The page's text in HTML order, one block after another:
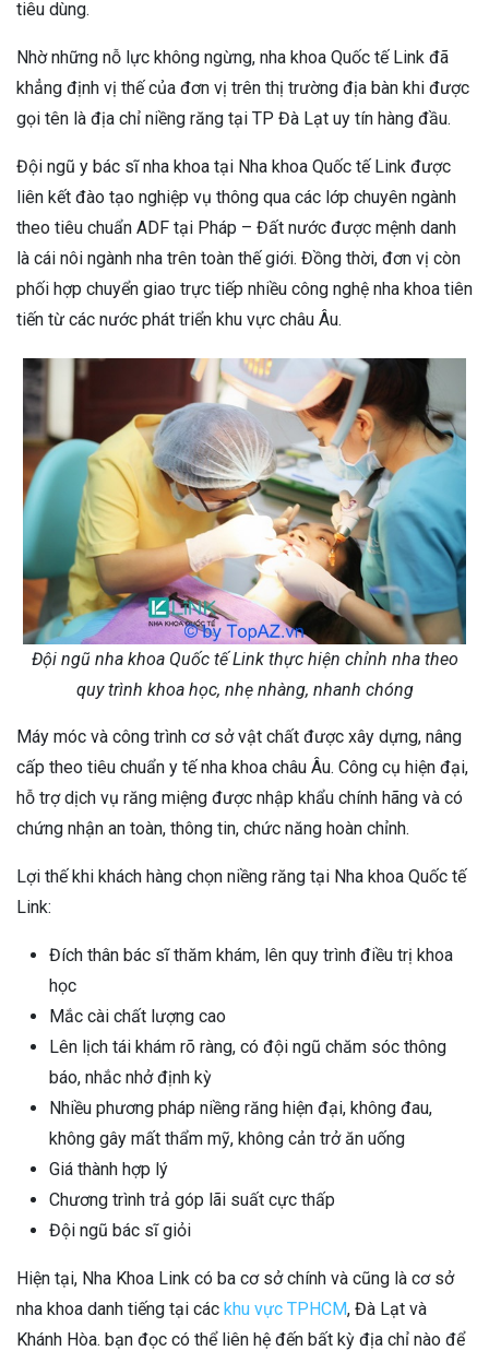
tiêu dùng.
Nhờ những nỗ lực không ngừng, nha khoa Quốc tế Link đã
khẳng định vị thế của đơn vị trên thị trường địa bàn khi được
gọi tên là địa chỉ niềng răng tại TP Đà Lạt uy tín hàng đầu.
Đội ngũ y bác sĩ nha khoa tại Nha khoa Quốc tế Link được
liên kết đào tạo nghiệp vụ thông qua các lớp chuyên ngành
theo tiêu chuẩn ADF tại Pháp – Đất nước được mệnh danh
là cái nôi ngành nha trên toàn thế giới. Đồng thời, đơn vị còn
phối hợp chuyển giao trực tiếp nhiều công nghệ nha khoa tiên
tiến từ các nước phát triển khu vực châu Âu.
Đội ngũ nha khoa Quốc tế Link thực hiện chỉnh nha theo
quy trình khoa học, nhẹ nhàng, nhanh chóng
Máy móc và công trình cơ sở vật chất được xây dựng, nâng
cấp theo tiêu chuẩn y tế nha khoa châu Âu. Công cụ hiện đại,
hỗ trợ dịch vụ răng miệng được nhập khẩu chính hãng và có
chứng nhận an toàn, thông tin, chức năng hoàn chỉnh.
Lợi thế khi khách hàng chọn niềng răng tại Nha khoa Quốc tế
Link:
Đích thân bác sĩ thăm khám, lên quy trình điều trị khoa
học
Mắc cài chất lượng cao
Lên lịch tái khám rõ ràng, có đội ngũ chăm sóc thông
báo, nhắc nhở định kỳ
Nhiều phương pháp niềng răng hiện đại, không đau,
không gây mất thẩm mỹ, không cản trở ăn uống
Giá thành hợp lý
Chương trình trả góp lãi suất cực thấp
Đội ngũ bác sĩ giỏi
Hiện tại, Nha Khoa Link có ba cơ sở chính và cũng là cơ sở
nha khoa danh tiếng tại các khu vực TPHCM, Đà Lạt và
Khánh Hòa. bạn đọc có thể liên hệ đến bất kỳ địa chỉ nào để